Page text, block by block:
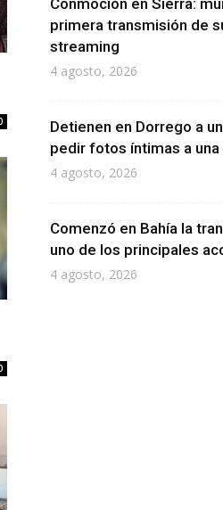
Conmoción en Sierra:
primera transmisión de
streaming
4 agosto, 2026
Detienen en Dorrego a
pedir fotos íntimas a una
4 agosto, 2026
Comenzó en Bahía la
uno de los principales
4 agosto, 2026